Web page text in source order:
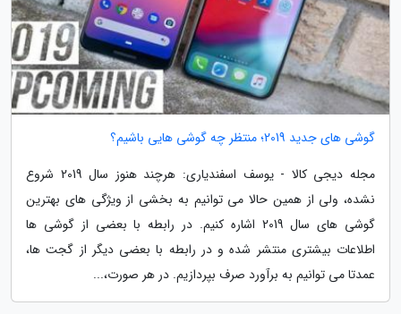
گوشی های جدید 2019؛ منتظر چه گوشی هایی باشیم؟
مجله دیجی کالا - یوسف اسفندیاری: هرچند هنوز سال 2019 شروع
نشده، ولی از همین حالا می توانیم به بخشی از ویژگی های بهترین
گوشی های سال 2019 اشاره کنیم. در رابطه با بعضی از گوشی ها
اطلاعات بیشتری منتشر شده و در رابطه با بعضی دیگر از گجت ها،
عمدتا می توانیم به برآورد صرف بپردازیم. در هر صورت،...